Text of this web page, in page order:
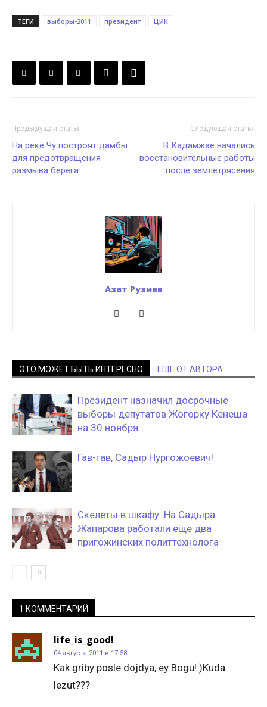
ТЕГИ выборы-2011 президент ЦИК
Предыдущая статья
На реке Чу построят дамбы
для предотвращения
размыва берега
Следующая статья
В Кадамжае начались
восстановительные работы
после землетрясения
Азат Рузиев
ЭТО МОЖЕТ БЫТЬ ИНТЕРЕСНО ЕЩЕ ОТ АВТОРА
Президент назначил досрочные
выборы депутатов Жогорку Кенеша
на 30 ноября
Гав-гав, Садыр Нургожоевич!
Скелеты в шкафу. На Садыра
Жапарова работали еще два
пригожинских политтехнолога
1 КОММЕНТАРИЙ
life_is_good!
04 августа 2011 в 17:58
Kak griby posle dojdya, ey Bogu!:)Kuda
lezut???